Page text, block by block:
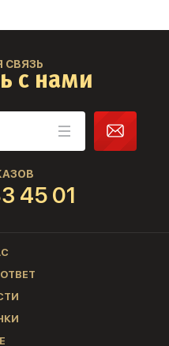
СВЯЗЬ
с нами
45 01